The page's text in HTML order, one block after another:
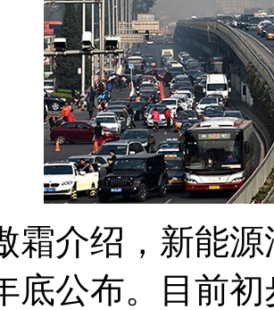
介绍，新能源
底公布。目前